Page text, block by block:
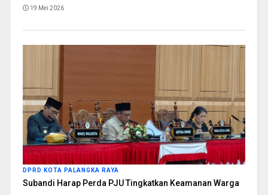
19 Mei 2026
DPRD KOTA PALANGKA RAYA
Subandi Harap Perda PJU Tingkatkan Keamanan Warga